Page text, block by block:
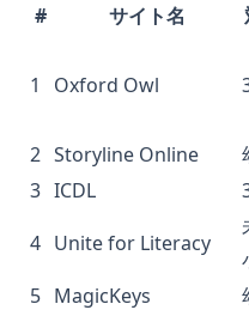
#
サイト名
1 Oxford Owl
2 Storyline Online
3 ICDL
4 Unite for Literacy
5 MagicKeys